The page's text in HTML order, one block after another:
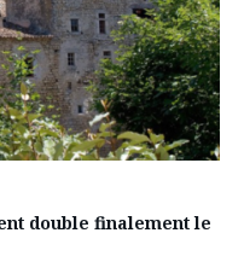
double finalement le